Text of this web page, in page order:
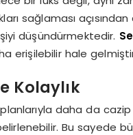
sağlaması
düşündürmektedir.
erişilebilir hale
Kolaylık
daha da
Bu sayede